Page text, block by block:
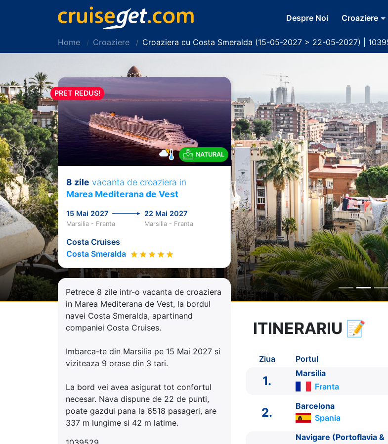
Despre Noi Croaziere
Home Croaziere Croaziera cu Costa Smeralda (15-05-2027 > 22-05-2027) |
Ziua
3
Previous
PRET REDUS!
NATURAL
8 zile vacanta de croaziera in
Marea Mediterana de Vest
15 Mai 2027 22 Mai 2027
Marsilia - Franta Marsilia - Franta
Costa Cruises
Costa Smeralda
Petrece 8 zile intr-o vacanta de croaziera
in Marea Mediterana de Vest, la bordul
navei Costa Smeralda, apartinand
companiei Costa Cruises.
Imbarca-te din Marsilia pe 15 Mai 2027 si
viziteaza 9 orase din 3 tari.
La bord vei avea asigurat tot confortul
necesar. Nava dispune de 22 de punti,
poate gazdui pana la 6518 pasageri, are
337 m lungime si 42 m latime.
8 zile vacanta de croaziera in
Marea Mediterana de Vest -
Plecare pe 15 Mai 2027
22 Mai 2027
Costa Smeralda★★★★★
ITINERARIU 📝
Ziua Portul
1.
Marsilia
Franta
2. Barcelona
Spania
Navigare (Portoflavia &